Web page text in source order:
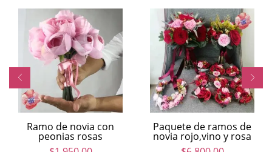
Ramo de novia con
peonias rosas
Paquete de ramos de
novia rojo,vino y rosa